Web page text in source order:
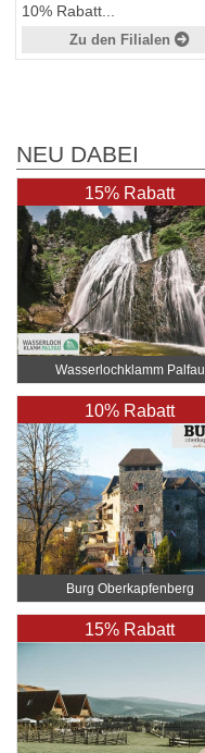
10% Rabatt...
Zu den Filialen
NEU DABEI
15% Rabatt
Wasserlochklamm Palfau
10% Rabatt
Burg Oberkapfenberg
15% Rabatt